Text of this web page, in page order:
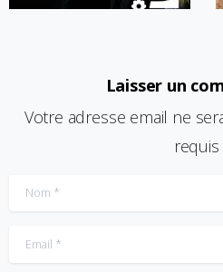
Laisser un
Votre adresse email ne
Nom*
Email*